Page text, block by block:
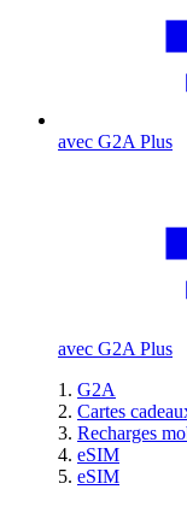
avec G2A Plus
avec G2A Plus
G2A
Cartes
Recharges
eSIM
eSIM